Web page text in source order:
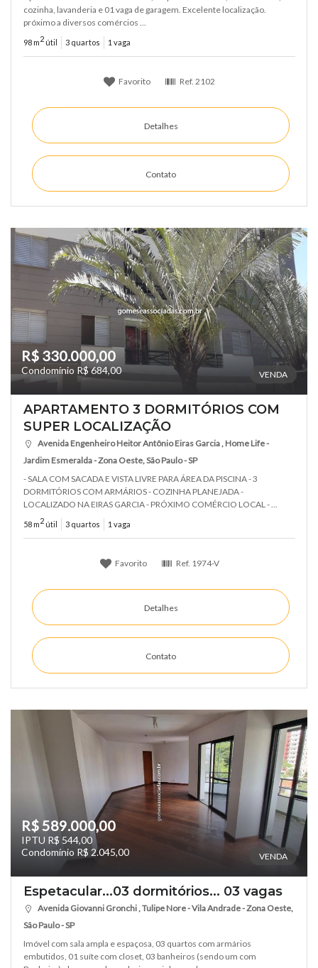
cozinha, lavanderia e 01 vaga de garagem. Excelente localização.
próximo a diversos comércios ...
98 m2 útil 3 quartos 1 vaga
Favorito Ref. 2102
Detalhes
Contato
R$ 330.000,00
Condomínio R$ 684,00 VENDA
APARTAMENTO 3 DORMITÓRIOS COM
SUPER LOCALIZAÇÃO
Avenida Engenheiro Heitor Antônio Eiras Garcia , Home Life -
Jardim Esmeralda - Zona Oeste, São Paulo - SP
- SALA COM SACADA E VISTA LIVRE PARA ÁREA DA PISCINA - 3
DORMITÓRIOS COM ARMÁRIOS - COZINHA PLANEJADA -
LOCALIZADO NA EIRAS GARCIA - PRÓXIMO COMÉRCIO LOCAL - ...
58 m2 útil 3 quartos 1 vaga
Favorito Ref. 1974-V
Detalhes
Contato
R$ 589.000,00
IPTU R$ 544,00
Condomínio R$ 2.045,00
VENDA
Espetacular...03 dormitórios... 03 vagas
Avenida Giovanni Gronchi , Tulipe Nore - Vila Andrade - Zona Oeste,
São Paulo - SP
Imóvel com sala ampla e espaçosa, 03 quartos com armários
embutidos, 01 suíte com closet, 03 banheiros (sendo um com